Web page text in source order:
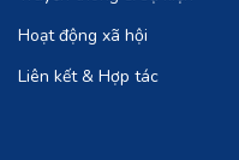
Hoạt động xã hội
Liên kết & Hợp tác